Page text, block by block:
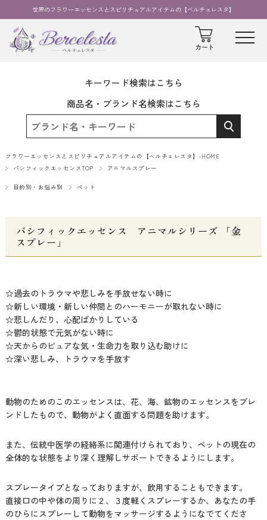
世界のフラワーエッセンスとスピリチュアルアイテムの【ベルチェレスタ】
キーワード検索はこちら
商品名・ブランド名検索はこちら
フラワーエッセンスとスピリチュアルアイテムの【ベルチェレスタ】-HOME
パシフィックエッセンスTOP
アニマルスプレー
目的別・お悩み別 ペット
パシフィックエッセンス アニマルシリーズ 「金
スプレー」
☆過去のトラウマや悲しみを手放せない時に
☆新しい環境・新しい仲間とのハーモニーが取れない時に
☆悲しんだり、心配ばかりしている
☆鬱的状態で元気がない時に
☆天からのピュアな気・生命力を取り込む助けに
☆深い悲しみ、トラウマを手放す
動物のためのこのエッセンスは、花、海、鉱物のエッセンスをブレ
ンドしたもので、動物がよく直面する問題を助けます。
また、伝統中医学の経絡系に関連付けられており、ペットの現在の
全体的な状態をより深く理解しサポートできるようにします。
スプレータイプとなっておりますが、飲用することもできます。
直接口の中や体の周りに２、３度軽くスプレーするか、あなたの手
のひらにスプレーして動物をマッサージするようになでてくださ